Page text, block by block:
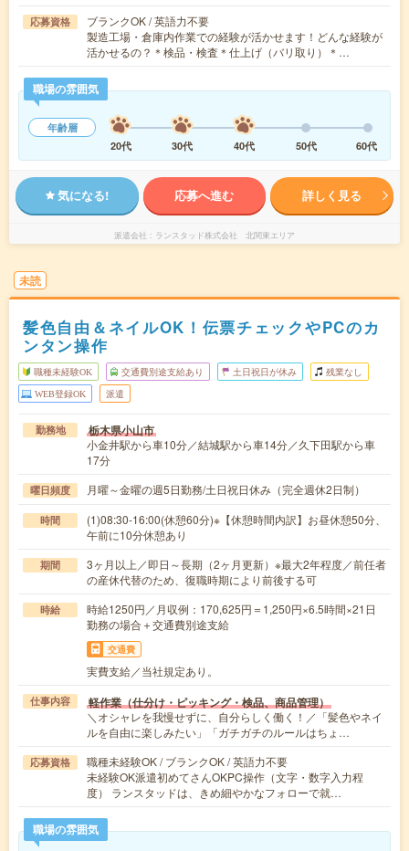
応募資格
ブランクOK / 英語力不要
製造工場・倉庫内作業での経験が活かせます！どんな経験が
活かせるの？＊検品・検査＊仕上げ（バリ取り）＊…
職場の雰囲気
年齢層
20代
30代 40代 50代 60代
気になる! 応募へ進む 詳しく見る
派遣会社 ランスタッド株式会社 北関東エリア
未読
髪色自由＆ネイルOK！伝票チェックやPCのカ
ンタン操作
職種未経験OK 交通費別途支給あり 土日祝日が休み 残業なし
WEB登録OK 派遣
勤務地 栃木県小山市
小金井駅から車10分／結城駅から車14分／久下田駅から車
17分
曜日頻度 月曜～金曜の週5日勤務/土日祝日休み（完全週休2日制）
時間
(1)08:30-16:00(休憩60分)※【休憩時間内訳】お昼休憩50分、
午前に10分休憩あり
期間
3ヶ月以上／即日～長期（2ヶ月更新）※最大2年程度／前任者
の産休代替のため、復職時期により前後する可
時給
時給1250円／月収例：170,625円＝1,250円×6.5時間×21日
勤務の場合＋交通費別途支給
交通費
実費支給／当社規定あり。
仕事内容 軽作業（仕分け・ピッキング・検品、商品管理）
＼オシャレを我慢せずに、自分らしく働く！／「髪色やネイ
ルを自由に楽しみたい」「ガチガチのルールはちょ…
応募資格
職種未経験OK / ブランクOK / 英語力不要
未経験OK派遣初めてさんOKPC操作（文字・数字入力程
度） ランスタッドは、きめ細やかなフォローで就…
職場の雰囲気